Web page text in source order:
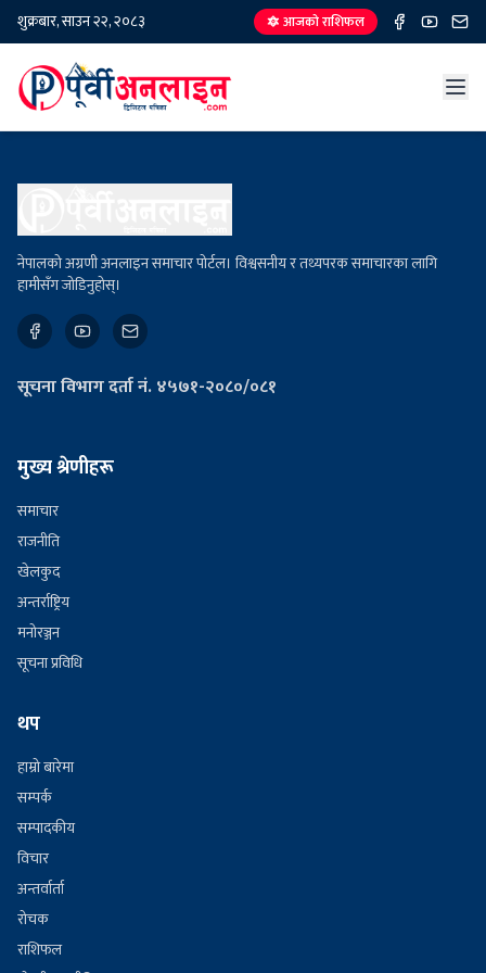
शुक्रबार, साउन २२, २०८३ 🔯 आजको राशिफल
नेपालको अग्रणी अनलाइन समाचार पोर्टल। विश्वसनीय र तथ्यपरक समाचारका लागि
हामीसँग जोडिनुहोस्।
सूचना विभाग दर्ता नं. ४५७१-२०८०/०८१
मुख्य श्रेणीहरू
समाचार
राजनीति
खेलकुद
अन्तर्राष्ट्रिय
मनोरञ्जन
सूचना प्रविधि
थप
हाम्रो बारेमा
सम्पर्क
सम्पादकीय
विचार
अन्तर्वार्ता
रोचक
राशिफल